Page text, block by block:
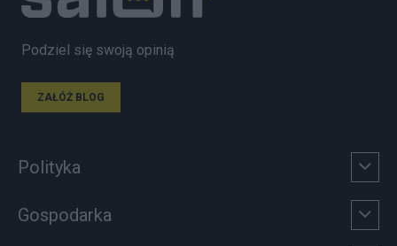
Podziel się swoją opinią
ZAŁÓŻ BLOG
Polityka
Gospodarka